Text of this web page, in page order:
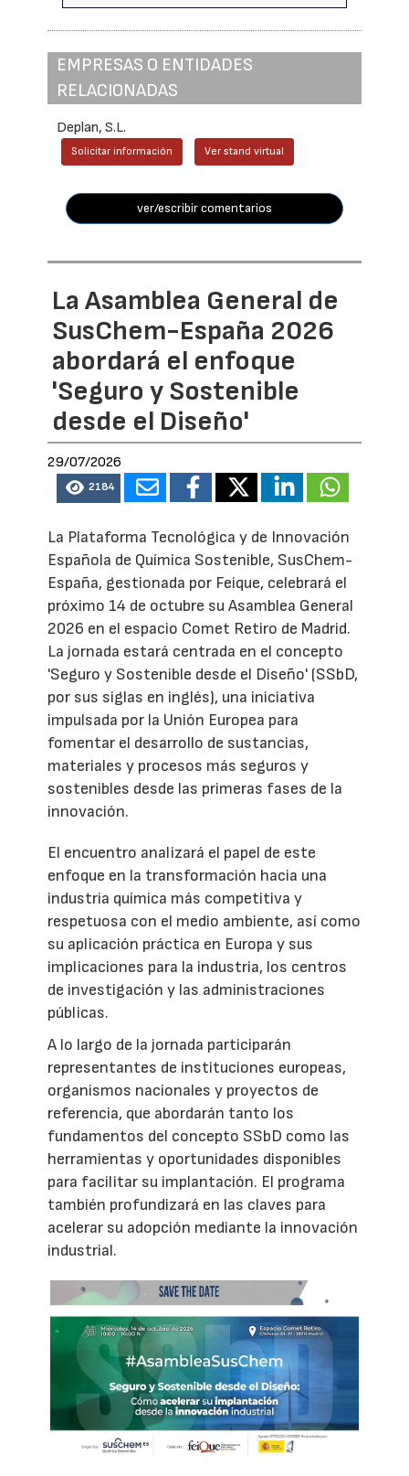
EMPRESAS O ENTIDADES
RELACIONADAS
Deplan, S.L.
Solicitar información Ver stand virtual
ver/escribir comentarios
La Asamblea General de
SusChem-España 2026
abordará el enfoque
'Seguro y Sostenible
desde el Diseño'
29/07/2026
2184
La Plataforma Tecnológica y de Innovación
Española de Química Sostenible, SusChem-
España, gestionada por Feique, celebrará el
próximo 14 de octubre su Asamblea General
2026 en el espacio Comet Retiro de Madrid.
La jornada estará centrada en el concepto
'Seguro y Sostenible desde el Diseño' (SSbD,
por sus siglas en inglés), una iniciativa
impulsada por la Unión Europea para
fomentar el desarrollo de sustancias,
materiales y procesos más seguros y
sostenibles desde las primeras fases de la
innovación.
El encuentro analizará el papel de este
enfoque en la transformación hacia una
industria química más competitiva y
respetuosa con el medio ambiente, así como
su aplicación práctica en Europa y sus
implicaciones para la industria, los centros
de investigación y las administraciones
públicas.
A lo largo de la jornada participarán
representantes de instituciones europeas,
organismos nacionales y proyectos de
referencia, que abordarán tanto los
fundamentos del concepto SSbD como las
herramientas y oportunidades disponibles
para facilitar su implantación. El programa
también profundizará en las claves para
acelerar su adopción mediante la innovación
industrial.